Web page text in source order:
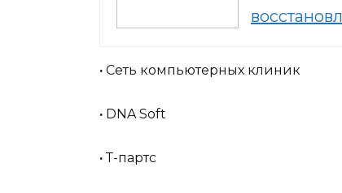
· Сеть компьютерных клиник
· DNA Soft
·Т-партс